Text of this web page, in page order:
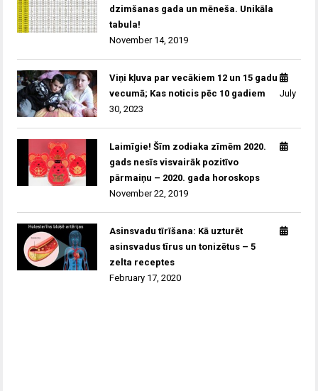
dzimšanas gada un mēneša. Unikāla
tabula!
November 14, 2019
Viņi kļuva par vecākiem 12 un 15 gadu
vecumā; Kas noticis pēc 10 gadiem
July
30, 2023
Laimīgie! Šīm zodiaka zīmēm 2020.
gads nesīs visvairāk pozitīvo
pārmaiņu – 2020. gada horoskops
November 22, 2019
Asinsvadu tīrīšana: Kā uzturēt
asinsvadus tīrus un tonizētus – 5
zelta receptes
February 17, 2020